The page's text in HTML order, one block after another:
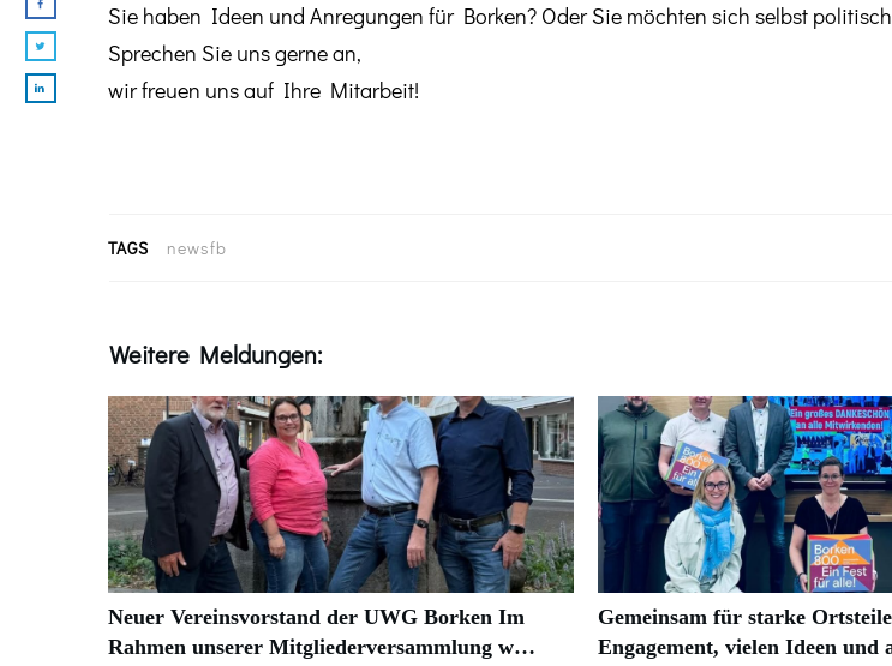
Sie haben Ideen und Anregungen für Borken? Oder Sie möchten sich selbst
Sprechen Sie uns gerne an,
wir freuen uns auf Ihre Mitarbeit!
TAGS newsfb
Weitere Meldungen:
Neuer Vereinsvorstand der UWG Borken Im
Rahmen unserer Mitgliederversammlung w…
Gemeinsam für starke
Engagement, vielen Ideen und